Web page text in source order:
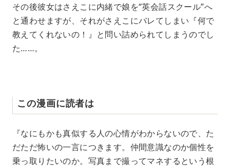
その後彼女はさえこに内緒で娘を“英会話スクール”へ
と通わせますが、それがさえこにバレてしまい『何で
教えてくれないの！』と問い詰められてしまうのでし
た……。
この漫画に読者は
『なにもかも真似する人の心情がわからないので、た
だただ怖いの一言につきます。仲間意識なのか個性を
乗っ取りたいのか。写真まで撮ってマネするという根